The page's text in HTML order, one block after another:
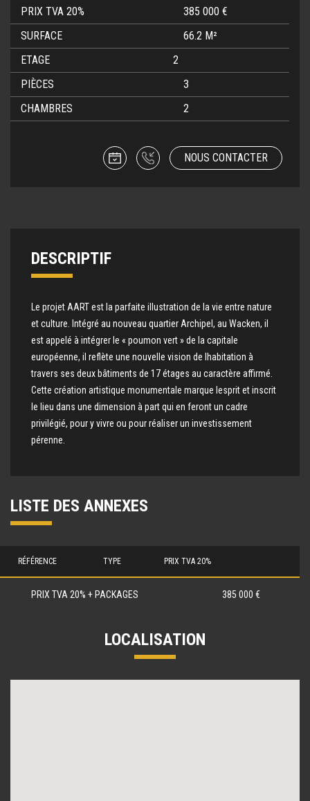
PRIX TVA 20%
385 000 €
SURFACE
66.2 M²
ETAGE
2
PIÈCES
3
CHAMBRES
2
NOUS CONTACTER
DESCRIPTIF
Le projet AART est la parfaite illustration de la vie entre nature
et culture. Intégré au nouveau quartier Archipel, au Wacken, il
est appelé à intégrer le « poumon vert » de la capitale
européenne, il reflète une nouvelle vision de lhabitation à
travers ses deux bâtiments de 17 étages au caractère affirmé.
Cette création artistique monumentale marque lesprit et inscrit
le lieu dans une dimension à part qui en feront un cadre
privilégié, pour y vivre ou pour réaliser un investissement
pérenne.
LISTE DES ANNEXES
RÉFÉRENCE TYPE PRIX TVA 20%
PRIX TVA 20% + PACKAGES 385 000 €
LOCALISATION